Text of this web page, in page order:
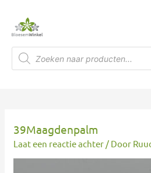
inhoud
Producten
zoeken
39Maagdenpalm
Laat een reactie achter / Door